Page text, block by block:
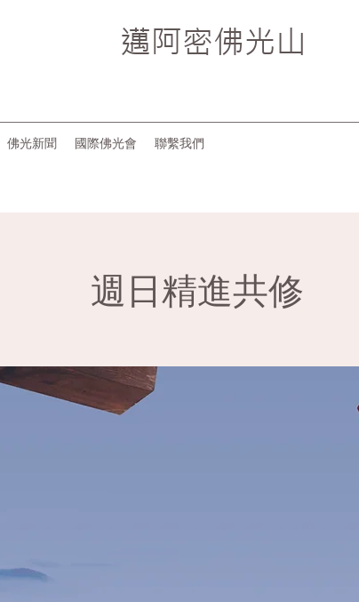
邁阿密佛光山
佛光新聞 國際佛光會 聯繫我們
週日精進共修